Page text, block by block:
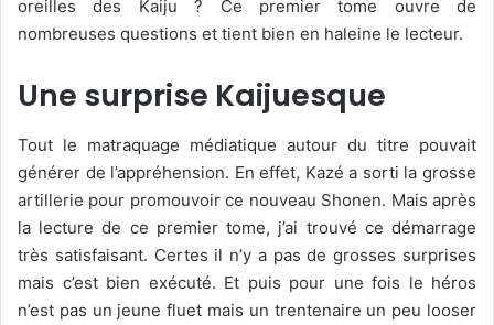
oreilles des Kaiju ? Ce premier tome ouvre de
nombreuses questions et tient bien en haleine le lecteur.
Une surprise Kaijuesque
Tout le matraquage médiatique autour du titre pouvait
générer de l’appréhension. En effet, Kazé a sorti la grosse
artillerie pour promouvoir ce nouveau Shonen. Mais après
la lecture de ce premier tome, j’ai trouvé ce démarrage
très satisfaisant. Certes il n’y a pas de grosses surprises
mais c’est bien exécuté. Et puis pour une fois le héros
n’est pas un jeune fluet mais un trentenaire un peu looser